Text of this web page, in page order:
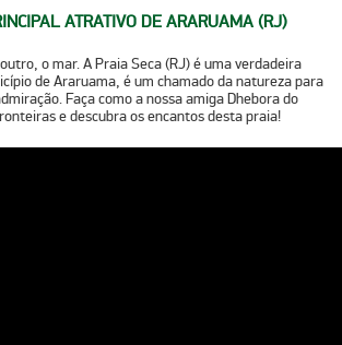
ATRATIVO DE ARARUAMA (RJ)
o mar. A Praia Seca (RJ) é uma verdadeira
de Araruama, é um chamado da natureza para
Faça como a nossa amiga Dhebora do
e descubra os encantos desta praia!